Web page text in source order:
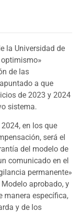
la Universidad de
de las
a que
de 2023 y 2024
sistema.
en los que
será el
del modelo de
comunicado en el
permanente»
aprobado, y
manera específica,
y de los